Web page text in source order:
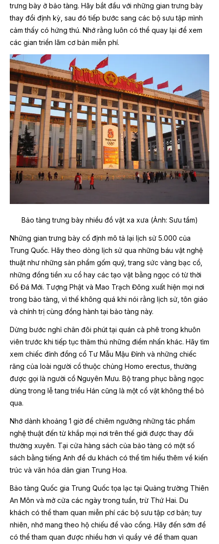
trưng bày ở bảo tàng. Hãy bắt đầu với những gian trưng bày
thay đổi định kỳ, sau đó tiếp bước sang các bộ sưu tập mình
cảm thấy có hứng thú. Nhớ rằng luôn có thể quay lại để xem
các gian triển lãm cơ bản miễn phí.
Bảo tàng trưng bày nhiều đồ vật xa xưa (Ảnh: Sưu tầm)
Những gian trưng bày cố định mô tả lại lịch sử 5.000 của
Trung Quốc. Hãy theo dòng lịch sử qua những báu vật nghệ
thuật như những sản phẩm gốm quý, trang sức vàng bạc cổ,
những đồng tiền xu cổ hay các tạo vật bằng ngọc có từ thời
Đồ Đá Mới. Tượng Phật và Mao Trạch Đông xuất hiện mọi nơi
trong bảo tàng, vì thế không quá khi nói rằng lịch sử, tôn giáo
và chính trị cùng đồng hành tại bảo tàng này.
Dừng bước nghỉ chân đôi phút tại quán cà phê trong khuôn
viên trước khi tiếp tục thăm thú những điểm nhấn khác. Hãy tìm
xem chiếc đỉnh đồng cổ Tư Mẫu Mậu Đỉnh và những chiếc
răng của loài người cổ thuộc chủng Homo erectus, thường
được gọi là người cổ Nguyên Mưu. Bộ trang phục bằng ngọc
dùng trong lễ tang triều Hán cũng là một cổ vật không thể bỏ
qua.
Nhớ dành khoảng 1 giờ để chiêm ngưỡng những tác phẩm
nghệ thuật đến từ khắp mọi nơi trên thế giới được thay đổi
thường xuyên. Tại cửa hàng sách của bảo tàng có một số
sách bằng tiếng Anh để du khách có thể tìm hiểu thêm về kiến
trúc và văn hóa dân gian Trung Hoa.
Bảo tàng Quốc gia Trung Quốc tọa lạc tại Quảng trường Thiên
An Môn và mở cửa các ngày trong tuần, trừ Thứ Hai. Du
khách có thể tham quan miễn phí các bộ sưu tập cơ bản; tuy
nhiên, nhớ mang theo hộ chiếu để vào cổng. Hãy đến sớm để
có thể tham quan được nhiều hơn vì quầy vé để tham quan